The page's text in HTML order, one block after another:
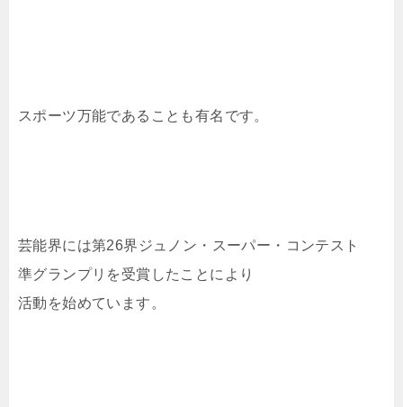
スポーツ万能であることも有名です。
芸能界には第26界ジュノン・スーパー・コンテスト
準グランプリを受賞したことにより
活動を始めています。